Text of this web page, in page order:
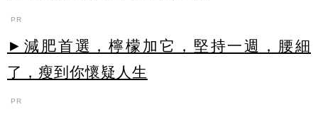
PR
►減肥首選，檸檬加它，堅持一週，腰細
了，瘦到你懷疑人生
PR